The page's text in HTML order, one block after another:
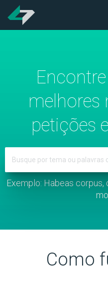
melhores
petições
Exemplo: Habeas
Como